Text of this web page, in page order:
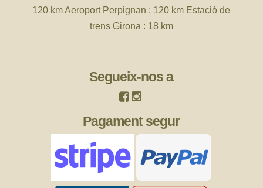
120 km Aeroport Perpignan : 120 km Estació de
trens Girona : 18 km
Segueix-nos a
Pagament segur